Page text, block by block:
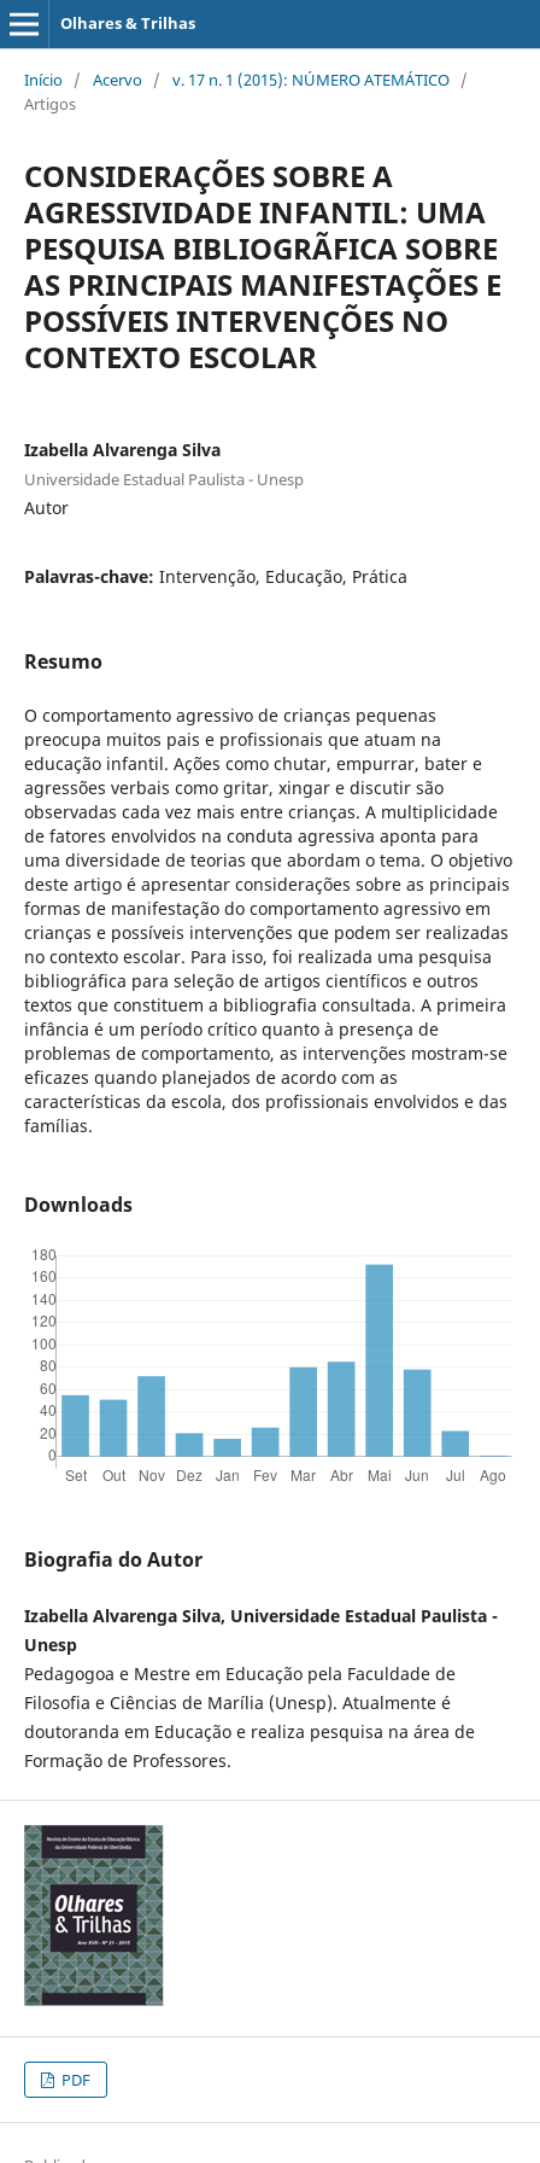
Olhares & Trilhas
Início / Acervo / v. 17 n. 1 (2015): NÚMERO ATEMÁTICO /
Artigos
CONSIDERAÇÕES SOBRE A
AGRESSIVIDADE INFANTIL: UMA
PESQUISA BIBLIOGRÃFICA SOBRE
AS PRINCIPAIS MANIFESTAÇÕES E
POSSÍVEIS INTERVENÇÕES NO
CONTEXTO ESCOLAR
Izabella Alvarenga Silva
Universidade Estadual Paulista - Unesp
Autor
Palavras-chave: Intervenção, Educação, Prática
Resumo
O comportamento agressivo de crianças pequenas
preocupa muitos pais e profissionais que atuam na
educação infantil. Ações como chutar, empurrar, bater e
agressões verbais como gritar, xingar e discutir são
observadas cada vez mais entre crianças. A multiplicidade
de fatores envolvidos na conduta agressiva aponta para
uma diversidade de teorias que abordam o tema. O objetivo
deste artigo é apresentar considerações sobre as principais
formas de manifestação do comportamento agressivo em
crianças e possíveis intervenções que podem ser realizadas
no contexto escolar. Para isso, foi realizada uma pesquisa
bibliográfica para seleção de artigos científicos e outros
textos que constituem a bibliografia consultada. A primeira
infância é um período crítico quanto à presença de
problemas de comportamento, as intervenções mostram-se
eficazes quando planejados de acordo com as
características da escola, dos profissionais envolvidos e das
famílias.
Downloads
Biografia do Autor
Izabella Alvarenga Silva, Universidade Estadual Paulista -
Unesp
Pedagogoa e Mestre em Educação pela Faculdade de
Filosofia e Ciências de Marília (Unesp). Atualmente é
doutoranda em Educação e realiza pesquisa na área de
Formação de Professores.
PDF